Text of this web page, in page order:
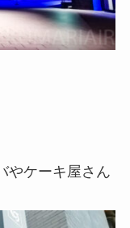
やケーキ屋さん